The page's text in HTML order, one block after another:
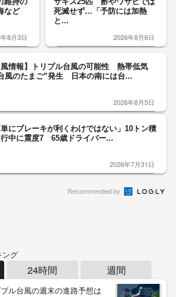
など
8月3日
死滅せず…「予防には加熱
と...
2026年8月6日
風情報】トリプル台風の可能性 熱帯低気
風のたまご”発生 日本の南には台...
2026年8月5日
単にブレーキが利くわけではない」10トン積
中に震度7 65歳ドライバー...
2026年7月31日
Recommended by
ング
24時間 週間
ブル台風の週末の進路予想は